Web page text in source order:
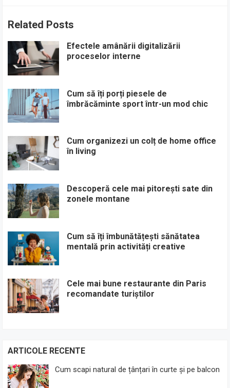
Related Posts
Efectele amânării digitalizării
proceselor interne
Cum să îți porți piesele de
îmbrăcăminte sport într-un mod chic
Cum organizezi un colț de home office
în living
Descoperă cele mai pitorești sate din
zonele montane
Cum să îți îmbunătățești sănătatea
mentală prin activități creative
Cele mai bune restaurante din Paris
recomandate turiștilor
ARTICOLE RECENTE
Cum scapi natural de țânțari în curte și pe balcon